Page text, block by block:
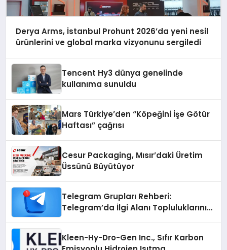
Derya Arms, İstanbul Prohunt 2026’da yeni nesil
ürünlerini ve global marka vizyonunu sergiledi
Tencent Hy3 dünya genelinde
kullanıma sunuldu
Mars Türkiye’den “Köpeğini İşe Götür
Haftası” çağrısı
Cesur Packaging, Mısır’daki Üretim
Üssünü Büyütüyor
Telegram Grupları Rehberi:
Telegram’da İlgi Alanı Topluluklarını
Kleen-Hy-Dro-Gen Inc., Sıfır Karbon